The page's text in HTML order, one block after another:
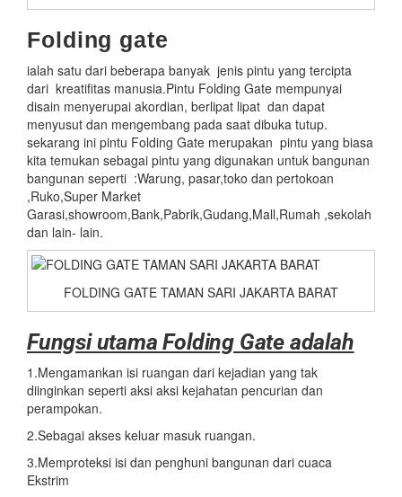
Folding gate
ialah satu dari beberapa banyak jenis pintu yang tercipta
dari kreatifitas manusia.Pintu Folding Gate mempunyai
disain menyerupai akordian, berlipat lipat dan dapat
menyusut dan mengembang pada saat dibuka tutup.
sekarang ini pintu Folding Gate merupakan pintu yang biasa
kita temukan sebagai pintu yang digunakan untuk bangunan
bangunan seperti :Warung, pasar,toko dan pertokoan
,Ruko,Super Market
Garasi,showroom,Bank,Pabrik,Gudang,Mall,Rumah ,sekolah
dan lain- lain.
FOLDING GATE TAMAN SARI JAKARTA BARAT
Fungsi utama Folding Gate adalah
1.Mengamankan isi ruangan dari kejadian yang tak
diinginkan seperti aksi aksi kejahatan pencurian dan
perampokan.
2.Sebagai akses keluar masuk ruangan.
3.Memproteksi isi dan penghuni bangunan dari cuaca
Ekstrim